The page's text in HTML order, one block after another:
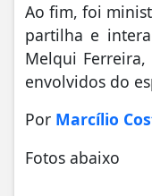
Ao fim, foi
partilha e
Melqui
envolvidos do
Por Marcílio
Fotos abaixo